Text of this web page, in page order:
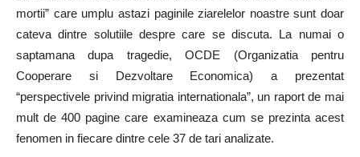
mortii” care umplu astazi paginile ziarelelor noastre sunt doar
cateva dintre solutiile despre care se discuta. La numai o
saptamana dupa tragedie, OCDE (Organizatia pentru
Cooperare si Dezvoltare Economica) a prezentat
“perspectivele privind migratia internationala”, un raport de mai
mult de 400 pagine care examineaza cum se prezinta acest
fenomen in fiecare dintre cele 37 de tari analizate.